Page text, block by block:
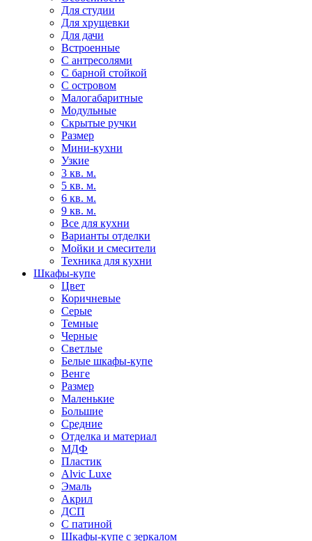
Для студии
Для хрущевки
Для дачи
Встроенные
С антресолями
С барной стойкой
С островом
Малогабаритные
Модульные
Скрытые ручки
Размер
Мини-кухни
Узкие
3 кв. м.
5 кв. м.
6 кв. м.
9 кв. м.
Все для кухни
Варианты отделки
Мойки и смесители
Техника для кухни
Шкафы-купе
Цвет
Коричневые
Серые
Темные
Черные
Светлые
Белые шкафы-купе
Венге
Размер
Маленькие
Большие
Средние
Отделка и материал
МДФ
Пластик
Alvic Luxe
Эмаль
Акрил
ДСП
С патиной
Шкафы-купе с зеркалом